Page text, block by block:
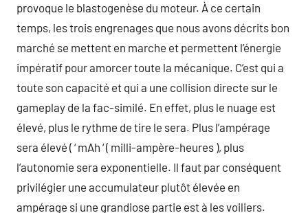
provoque le blastogenèse du moteur. À ce certain
temps, les trois engrenages que nous avons décrits bon
marché se mettent en marche et permettent l’énergie
impératif pour amorcer toute la mécanique. C’est qui a
toute son capacité et qui a une collision directe sur le
gameplay de la fac-similé. En effet, plus le nuage est
élevé, plus le rythme de tire le sera. Plus l’ampérage
sera élevé ( ‘ mAh ‘ ( milli-ampère-heures ), plus
l’autonomie sera exponentielle. Il faut par conséquent
privilégier une accumulateur plutôt élevée en
ampérage si une grandiose partie est à les voiliers.